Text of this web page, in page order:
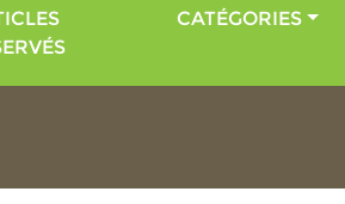
CATÉGORIES